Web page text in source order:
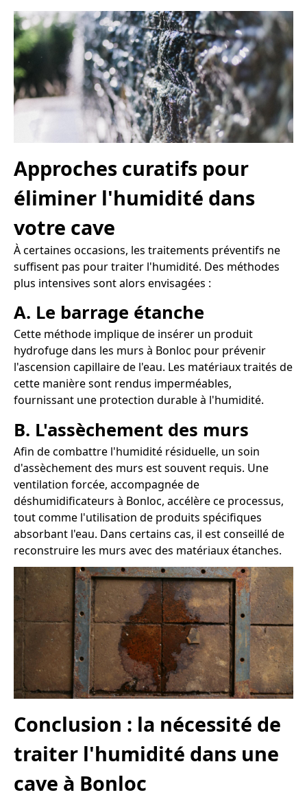
Approches curatifs pour
éliminer l'humidité dans
votre cave
À certaines occasions, les traitements préventifs ne
suffisent pas pour traiter l'humidité. Des méthodes
plus intensives sont alors envisagées :
A. Le barrage étanche
Cette méthode implique de insérer un produit
hydrofuge dans les murs à Bonloc pour prévenir
l'ascension capillaire de l'eau. Les matériaux traités de
cette manière sont rendus imperméables,
fournissant une protection durable à l'humidité.
B. L'assèchement des murs
Afin de combattre l'humidité résiduelle, un soin
d'assèchement des murs est souvent requis. Une
ventilation forcée, accompagnée de
déshumidificateurs à Bonloc, accélère ce processus,
tout comme l'utilisation de produits spécifiques
absorbant l'eau. Dans certains cas, il est conseillé de
reconstruire les murs avec des matériaux étanches.
Conclusion : la nécessité de
traiter l'humidité dans une
cave à Bonloc